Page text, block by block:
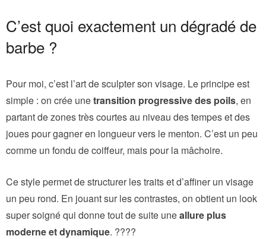
C’est quoi exactement un dégradé de
barbe ?
Pour moi, c’est l’art de sculpter son visage. Le principe est
simple : on crée unetransition progressive des poils, en
partant de zones très courtes au niveau des tempes et des
joues pour gagner en longueur vers le menton. C’est un peu
comme un fondu de coiffeur, mais pour la mâchoire.
Ce style permet de structurer les traits et d’affiner un visage
un peu rond. En jouant sur les contrastes, on obtient un look
super soigné qui donne tout de suite uneallure plus
moderne et dynamique. ????